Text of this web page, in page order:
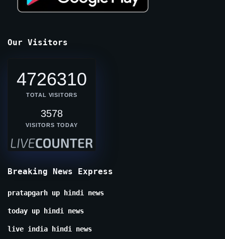
Our Visitors
4726310
TOTAL VISITORS
3578
VISITORS TODAY
Breaking News Express
pratapgarh up hindi news
today up hindi news
live india hindi news